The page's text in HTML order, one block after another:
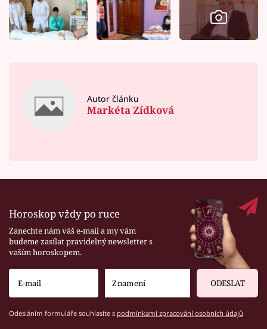
Autor článku
Markéta Zídková
Horoskop vždy po ruce
Zanechte nám váš e-mail a my vám
budeme zasílat pravidelný newsletter s
vaším horoskopem.
ODESLAT
Odesláním formuláře souhlasíte s podmínkami zpracování osobních údajů